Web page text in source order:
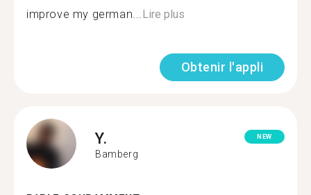
improve my german... Lire plus
Obtenir l'appli
Y.
Bamberg
NEW